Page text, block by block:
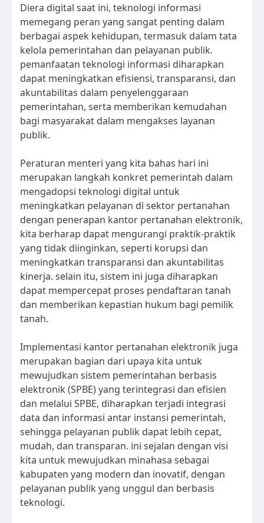
Diera digital saat ini, teknologi informasi
memegang peran yang sangat penting dalam
berbagai aspek kehidupan, termasuk dalam tata
kelola pemerintahan dan pelayanan publik.
pemanfaatan teknologi informasi diharapkan
dapat meningkatkan efisiensi, transparansi, dan
akuntabilitas dalam penyelenggaraan
pemerintahan, serta memberikan kemudahan
bagi masyarakat dalam mengakses layanan
publik.
Peraturan menteri yang kita bahas hari ini
merupakan langkah konkret pemerintah dalam
mengadopsi teknologi digital untuk
meningkatkan pelayanan di sektor pertanahan
dengan penerapan kantor pertanahan elektronik,
kita berharap dapat mengurangi praktik-praktik
yang tidak diinginkan, seperti korupsi dan
meningkatkan transparansi dan akuntabilitas
kinerja. selain itu, sistem ini juga diharapkan
dapat mempercepat proses pendaftaran tanah
dan memberikan kepastian hukum bagi pemilik
tanah.
Implementasi kantor pertanahan elektronik juga
merupakan bagian dari upaya kita untuk
mewujudkan sistem pemerintahan berbasis
elektronik (SPBE) yang terintegrasi dan efisien
dan melalui SPBE, diharapkan terjadi integrasi
data dan informasi antar instansi pemerintah,
sehingga pelayanan publik dapat lebih cepat,
mudah, dan transparan. ini sejalan dengan visi
kita untuk mewujudkan minahasa sebagai
kabupaten yang modern dan inovatif, dengan
pelayanan publik yang unggul dan berbasis
teknologi.